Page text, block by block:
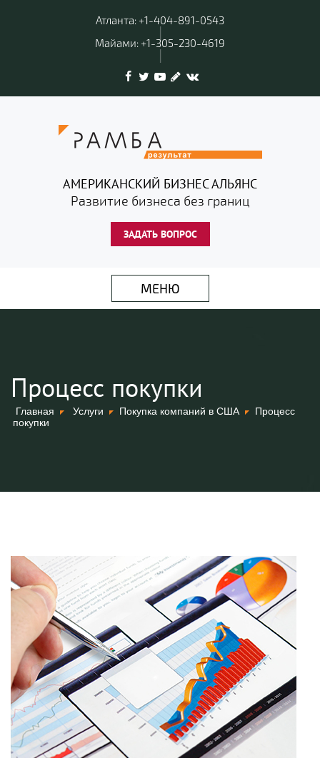
Атланта: +1-404-891-0543
|
Майами: +1-305-230-4619
|
АМЕРИКАНСКИЙ БИЗНЕС АЛЬЯНС
Развитие бизнеса без границ
ЗАДАТЬ ВОПРОС
МЕНЮ
Процесс покупки
Главная Услуги Покупка компаний в США
Процесс
покупки